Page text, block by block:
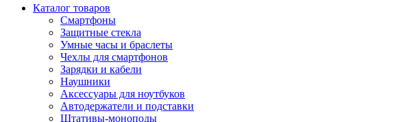
Каталог товаров
Смартфоны
Защитные стекла
Умные часы и браслеты
Чехлы для смартфонов
Зарядки и кабели
Наушники
Аксессуары для ноутбуков
Автодержатели и подставки
Штативы-моноподы